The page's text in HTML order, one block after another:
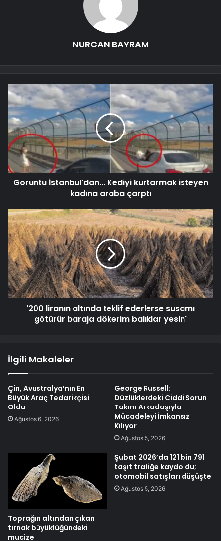
NURCAN BAYRAM
Görüntü İstanbul'dan... Kediyi kurtarmak isteyen
kadına araba çarptı
'200 liranın altında teklif ederlerse susamı
götürür baraja dökerim balıklar yesin'
İlgili Makaleler
Çin, Avustralya’nın En
Büyük Araç Tedarikçisi
Oldu
Ağustos 6, 2026
George Russell:
Düzlüklerdeki Ciddi Sorun
Takım Arkadaşıyla
Mücadeleyi İmkansız
Kılıyor
Ağustos 5, 2026
Toprağın altından çıkan
tırnak büyüklüğündeki
mucize
Şubat 2026’da 121 bin 791
taşıt trafiğe kaydoldu;
otomobil satışları düşüşte
Ağustos 5, 2026